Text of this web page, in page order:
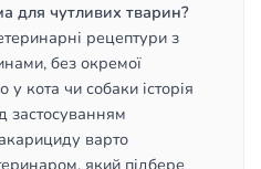
для чутливих тварин?
рецептури з
без окремої
у кота чи собаки історія
застосуванням
варто
який підбере